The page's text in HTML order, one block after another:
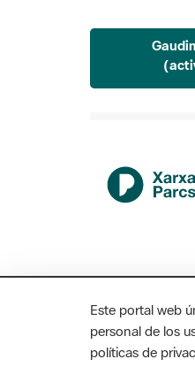
Este portal web
personal de los
políticas de